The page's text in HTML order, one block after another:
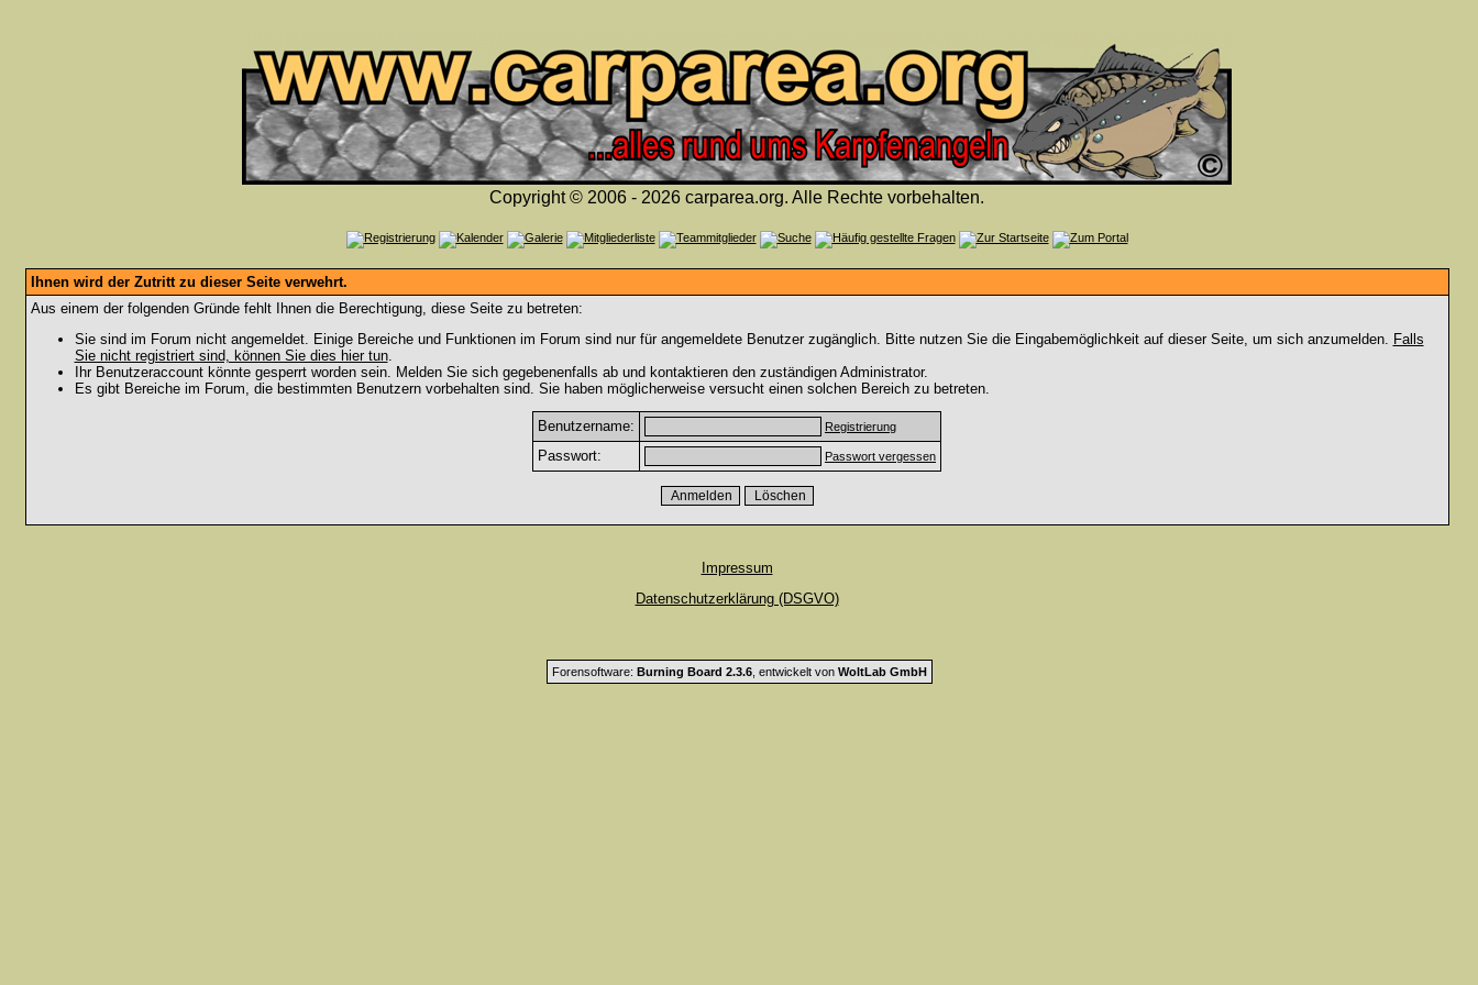
Copyright © 2006 - 2026 carparea.org. Alle Rechte vorbehalten.
Ihnen wird der Zutritt zu dieser Seite verwehrt.
Aus einem der folgenden Gründe fehlt Ihnen die Berechtigung, diese Seite zu betreten:
Sie sind im Forum nicht angemeldet. Einige Bereiche und Funktionen im Forum sind nur für angemeldete Benutzer zugänglich. Bitte nutzen Sie die Eingabemöglichkeit auf dieser Seite, um sich anzumelden. Falls
Sie nicht registriert sind, können Sie dies hier tun.
Ihr Benutzeraccount könnte gesperrt worden sein. Melden Sie sich gegebenenfalls ab und kontaktieren den zuständigen Administrator.
Es gibt Bereiche im Forum, die bestimmten Benutzern vorbehalten sind. Sie haben möglicherweise versucht einen solchen Bereich zu betreten.
Benutzername: Registrierung
Passwort: Passwort vergessen
Impressum
Datenschutzerklärung (DSGVO)
Forensoftware: Burning Board 2.3.6, entwickelt von WoltLab GmbH